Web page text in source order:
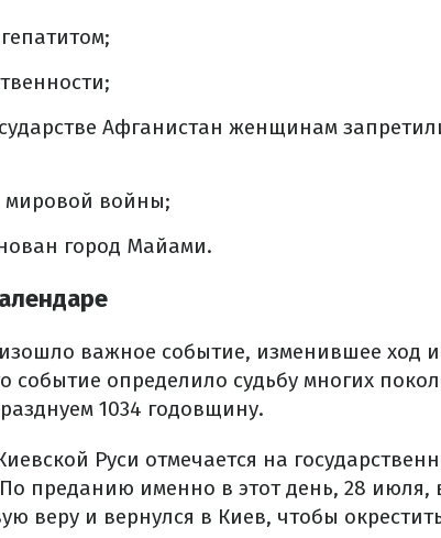
Афганистан женщинам
мировой войны;
город Майами.
важное событие, изменившее ход
событие определило судьбу многих
1034 годовщину.
Руси отмечается на
преданию именно в этот день, 28 июля,
веру и вернулся в Киев, чтобы